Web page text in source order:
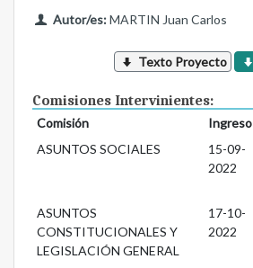
Autor/es:MARTIN Juan Carlos
Texto Proyecto
Comisiones Intervinientes:
Comisión Ingreso
ASUNTOS SOCIALES
15-09-
2022
ASUNTOS
CONSTITUCIONALES Y
LEGISLACIÓN GENERAL
17-10-
2022